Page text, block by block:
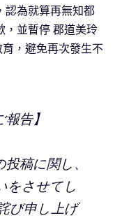
認為就算再無知都
，並暫停 郡道美玲
，避免再次發生不
告】
稿に関し、
をさせてし
び申し上げ